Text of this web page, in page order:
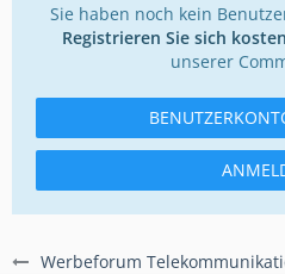
Werbeforum
Sie haben noch kein
Registrieren Sie sich
unserer